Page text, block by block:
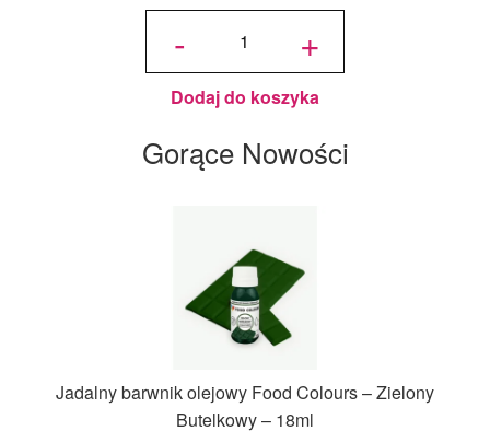
-
ilość
Pastylki
Jasne
Niebieskie
125 g -
Wilton
+
Dodaj do koszyka
Gorące Nowości
Jadalny barwnik olejowy Food Colours – Zielony
Butelkowy – 18ml